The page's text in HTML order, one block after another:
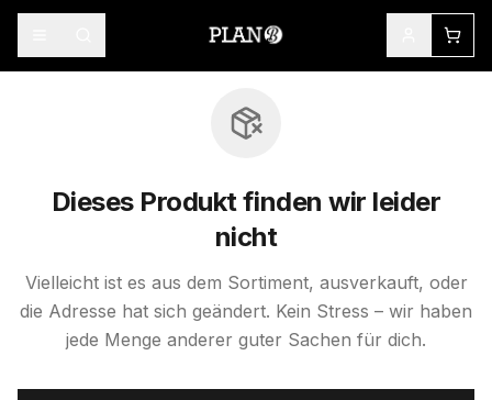
Dieses Produkt finden wir leider
nicht
Vielleicht ist es aus dem Sortiment, ausverkauft, oder
die Adresse hat sich geändert. Kein Stress – wir haben
jede Menge anderer guter Sachen für dich.